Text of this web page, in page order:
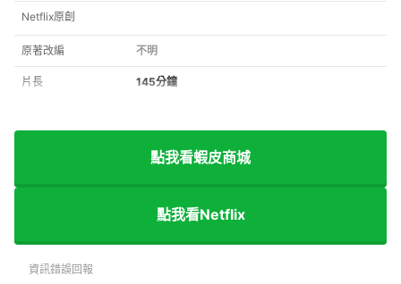
Netflix原創
原著改編 不明
片長 145分鐘
點我看蝦皮商城
點我看Netflix
資訊錯誤回報